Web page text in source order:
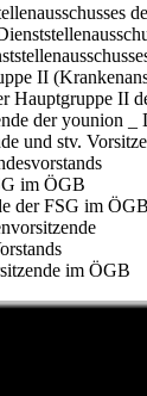
II
Hauptgruppe II
der younion
und stv.
im ÖGB
der FSG im ÖGB
im ÖGB